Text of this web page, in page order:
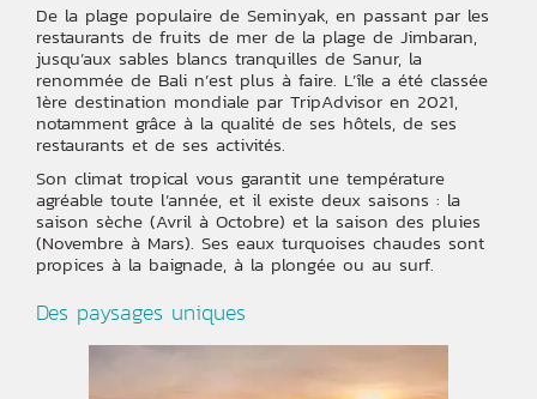
De la plage populaire de Seminyak, en passant par les
restaurants de fruits de mer de la plage de Jimbaran,
jusqu’aux sables blancs tranquilles de Sanur, la
renommée de Bali n’est plus à faire. L’île a été classée
1ère destination mondiale par TripAdvisor en 2021,
notamment grâce à la qualité de ses hôtels, de ses
restaurants et de ses activités.
Son climat tropical vous garantit une température
agréable toute l’année, et il existe deux saisons : la
saison sèche (Avril à Octobre) et la saison des pluies
(Novembre à Mars). Ses eaux turquoises chaudes sont
propices à la baignade, à la plongée ou au surf.
Des paysages uniques